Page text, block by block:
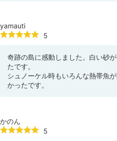
yamauti
5
奇跡の島に感動しました。白い砂
たです。
シュノーケル時もいろんな熱帯魚
かったです。
かのん
5